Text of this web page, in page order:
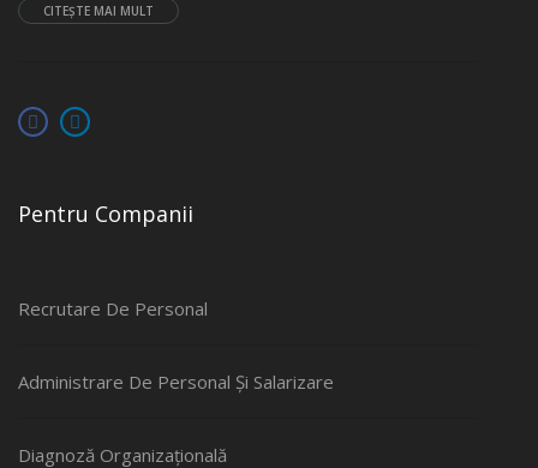
CITEȘTE MAI MULT
Pentru Companii
Recrutare De Personal
Administrare De Personal Și Salarizare
Diagnoză Organizațională